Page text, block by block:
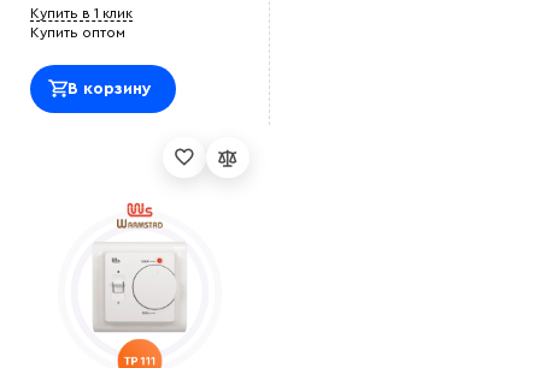
Купить в 1 клик
Купить оптом
В корзину